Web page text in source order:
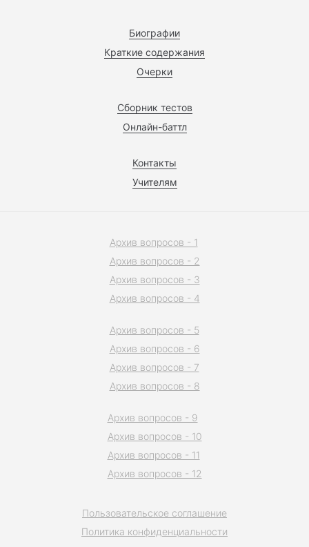
Биографии
Краткие содержания
Очерки
Сборник тестов
Онлайн-баттл
Контакты
Учителям
Пользовательское соглашение
Политика конфиденциальности
Архив вопросов - 1
Архив вопросов - 2
Архив вопросов - 3
Архив вопросов - 4
Архив вопросов - 5
Архив вопросов - 6
Архив вопросов - 7
Архив вопросов - 8
Архив вопросов - 9
Архив вопросов - 10
Архив вопросов - 11
Архив вопросов - 12